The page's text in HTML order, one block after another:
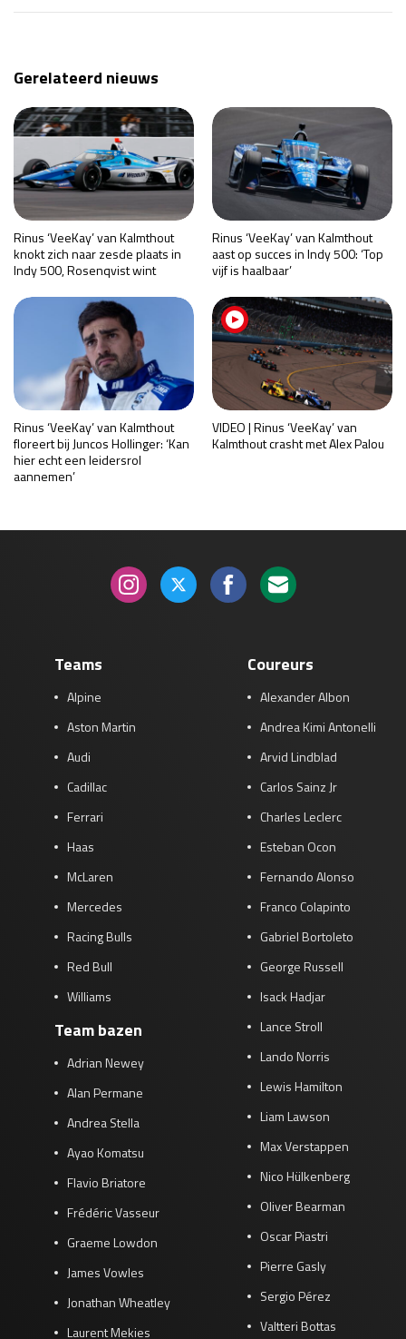
Gerelateerd nieuws
Rinus ‘VeeKay’ van Kalmthout
knokt zich naar zesde plaats in
Indy 500, Rosenqvist wint
Rinus ‘VeeKay’ van Kalmthout
aast op succes in Indy 500: ‘Top
vijf is haalbaar’
Rinus ‘VeeKay’ van Kalmthout
floreert bij Juncos Hollinger: ‘Kan
hier echt een leidersrol
aannemen’
VIDEO | Rinus ‘VeeKay’ van
Kalmthout crasht met Alex Palou
Teams
Alpine
Aston Martin
Audi
Cadillac
Ferrari
Haas
McLaren
Mercedes
Racing Bulls
Red Bull
Williams
Team bazen
Adrian Newey
Alan Permane
Andrea Stella
Ayao Komatsu
Flavio Briatore
Frédéric Vasseur
Graeme Lowdon
James Vowles
Jonathan Wheatley
Laurent Mekies
Coureurs
Alexander Albon
Andrea Kimi Antonelli
Arvid Lindblad
Carlos Sainz Jr
Charles Leclerc
Esteban Ocon
Fernando Alonso
Franco Colapinto
Gabriel Bortoleto
George Russell
Isack Hadjar
Lance Stroll
Lando Norris
Lewis Hamilton
Liam Lawson
Max Verstappen
Nico Hülkenberg
Oliver Bearman
Oscar Piastri
Pierre Gasly
Sergio Pérez
Valtteri Bottas